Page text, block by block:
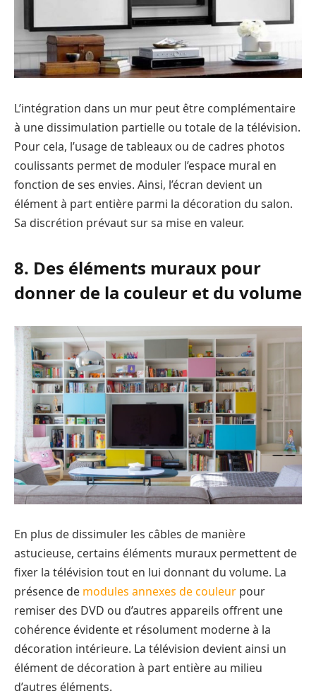
L’intégration dans un mur peut être complémentaire
à une dissimulation partielle ou totale de la télévision.
Pour cela, l’usage de tableaux ou de cadres photos
coulissants permet de moduler l’espace mural en
fonction de ses envies. Ainsi, l’écran devient un
élément à part entière parmi la décoration du salon.
Sa discrétion prévaut sur sa mise en valeur.
8. Des éléments muraux pour
donner de la couleur et du volume
En plus de dissimuler les câbles de manière
astucieuse, certains éléments muraux permettent de
fixer la télévision tout en lui donnant du volume. La
présence de modules annexes de couleur pour
remiser des DVD ou d’autres appareils offrent une
cohérence évidente et résolument moderne à la
décoration intérieure. La télévision devient ainsi un
élément de décoration à part entière au milieu
d’autres éléments.